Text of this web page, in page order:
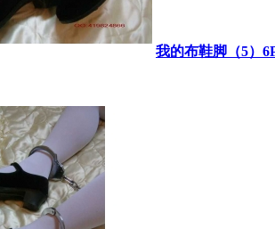
我的布鞋脚（5）